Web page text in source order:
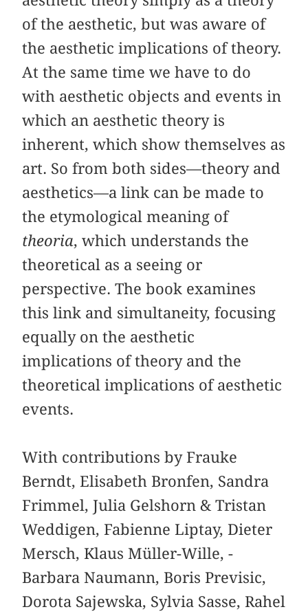
of the aesthetic, but was aware of
the aesthetic implications of theory.
At the same time we have to do
with aesthetic objects and events in
which an aesthetic theory is
inherent, which show themselves as
art. So from both sides—theory and
aesthetics—a link can be made to
the etymological meaning of
theoria, which understands the
theoretical as a seeing or
perspective. The book examines
this link and simultaneity, focusing
equally on the aesthetic
implications of theory and the
theoretical implications of aesthetic
events.
With contributions by Frauke
Berndt, Elisabeth Bronfen, Sandra
Frimmel, Julia Gelshorn & Tristan
Weddigen, Fabienne Liptay, Dieter
Mersch, Klaus Müller-Wille, ­
Barbara Naumann, Boris Previsic,
Dorota Sajewska, ­Sylvia Sasse, Rahel